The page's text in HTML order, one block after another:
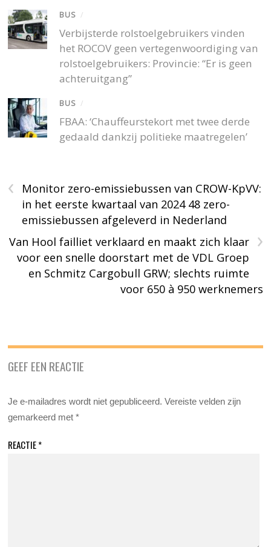
BUS /
Verbijsterde rolstoelgebruikers vinden
het ROCOV geen vertegenwoordiging van
rolstoelgebruikers: Provincie: “Er is geen
achteruitgang”
BUS /
FBAA: ‘Chauffeurstekort met twee derde
gedaald dankzij politieke maatregelen’
‹
Monitor zero-emissiebussen van CROW-KpVV:
in het eerste kwartaal van 2024 48 zero-
emissiebussen afgeleverd in Nederland
›
Van Hool failliet verklaard en maakt zich klaar
voor een snelle doorstart met de VDL Groep
en Schmitz Cargobull GRW; slechts ruimte
voor 650 à 950 werknemers
GEEF EEN REACTIE
Je e-mailadres wordt niet gepubliceerd. Vereiste velden zijn
gemarkeerd met*
REACTIE*